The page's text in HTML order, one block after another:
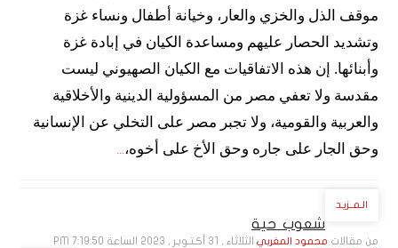
موقف الذل والخزي والعار، وخيانة أطفال ونساء غزة
وتشديد الحصار عليهم ومساعدة الكيان في إبادة غزة
وأبنائها. إن هذه الاتفاقيات مع الكيان الصهيوني ليست
مقدسة ولا تعفي مصر من المسؤولية الدينية والأخلاقية
والعربية والقومية، ولا تجبر مصر على التخلي عن الإنسانية
وحق الجار على جاره وحق الأخ على أخوه،
الـمــزيـد
شعوب حية
من مقالات محمود المغربي الثلاثاء , 31 أكـتـوبـر , 2023 الساعة 7:19:50 PM